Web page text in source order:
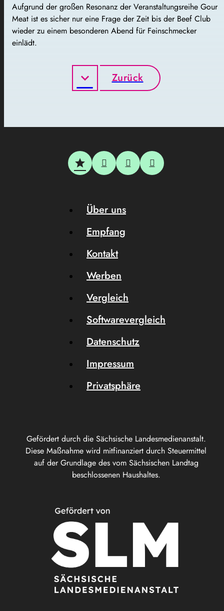
Aufgrund der großen Resonanz der Veranstaltungsreihe Gour
Meat ist es sicher nur eine Frage der Zeit bis der Beef Club
wieder zu einem besonderen Abend für Feinschmecker
einlädt.
Zurück
Gefördert durch die Sächsische Landesmedienanstalt.
Diese Maßnahme wird mitfinanziert durch Steuermittel
auf der Grundlage des vom Sächsischen Landtag
beschlossenen Haushaltes.
Über uns
Empfang
Kontakt
Werben
Vergleich
Softwarevergleich
Datenschutz
Impressum
Privatsphäre